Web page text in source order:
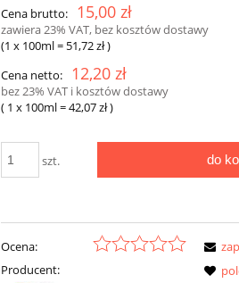
Cena brutto: 15,00 zł
zawiera 23% VAT, bez kosztów dostawy
(1x 100ml= 51,72 zł)
Cena netto:
12,20 zł
bez 23% VAT i kosztów dostawy
( 1x 100ml=42,07 zł)
szt. do
Ocena:
Producent: